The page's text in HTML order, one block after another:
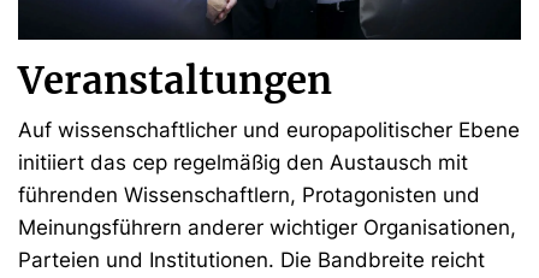
Veranstaltungen
Auf wissenschaftlicher und europapolitischer Ebene
initiiert das cep regelmäßig den Austausch mit
führenden Wissenschaftlern, Protagonisten und
Meinungsführern anderer wichtiger Organisationen,
Parteien und Institutionen. Die Bandbreite reicht